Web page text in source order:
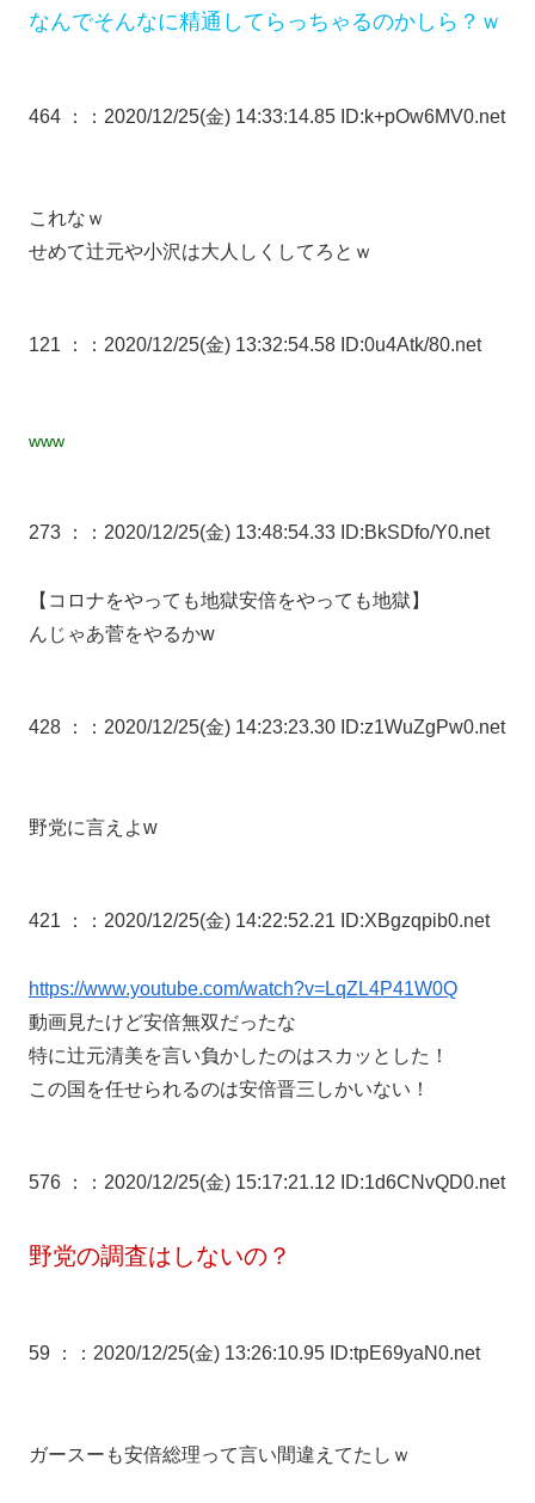
なんでそんなに精通してらっちゃるのかしら？ｗ
464 ： ：2020/12/25(金) 14:33:14.85 ID:k+pOw6MV0.net
これなｗ
せめて辻元や小沢は大人しくしてろとｗ
121 ： ：2020/12/25(金) 13:32:54.58 ID:0u4Atk/80.net
www
273 ： ：2020/12/25(金) 13:48:54.33 ID:BkSDfo/Y0.net
【コロナをやっても地獄安倍をやっても地獄】
んじゃあ菅をやるかw
428 ： ：2020/12/25(金) 14:23:23.30 ID:z1WuZgPw0.net
野党に言えよw
421 ： ：2020/12/25(金) 14:22:52.21 ID:XBgzqpib0.net
https://www.youtube.com/watch?v=LqZL4P41W0Q
動画見たけど安倍無双だったな
特に辻元清美を言い負かしたのはスカッとした！
この国を任せられるのは安倍晋三しかいない！
576 ： ：2020/12/25(金) 15:17:21.12 ID:1d6CNvQD0.net
野党の調査はしないの？
59 ： ：2020/12/25(金) 13:26:10.95 ID:tpE69yaN0.net
ガースーも安倍総理って言い間違えてたしｗ